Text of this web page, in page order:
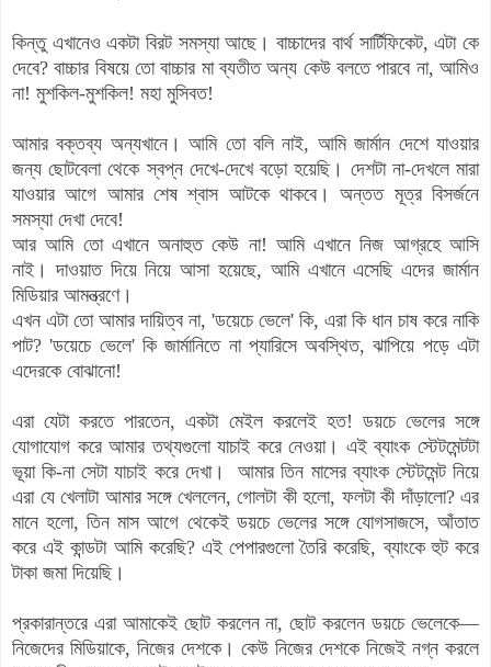
কিন্তু এখানেও একটা বিরট সমস্যা আছে। বাচ্চাদের বার্থ সার্টিফিকেট, এটা কে
দেবে? বাচ্চার বিষয়ে তো বাচ্চার মা ব্যতীত অন্য কেউ বলতে পারবে না, আমিও
না! মুশকিল-মুশকিল! মহা মুসিবত!
আমার বক্তব্য অন্যখানে। আমি তো বলি নাই, আমি জার্মান দেশে যাওয়ার
জন্য ছোটবেলা থেকে স্বপ্ন দেখে-দেখে বড়ো হয়েছি। দেশটা না-দেখলে মারা
যাওয়ার আগে আমার শেষ শ্বাস আটকে থাকবে। অন্তত মূত্র বিসর্জনে
সমস্যা দেখা দেবে!
আর আমি তো এখানে অনাহুত কেউ না! আমি এখানে নিজ আগ্রহে আসি
নাই। দাওয়াত দিয়ে নিয়ে আসা হয়েছে, আমি এখানে এসেছি এদের জার্মান
মিডিয়ার আমন্ত্রণে।
এখন এটা তো আমার দায়িত্ব না, 'ডয়েচে ভেলে' কি, এরা কি ধান চাষ করে নাকি
পাট?'ডয়েচে ভেলে' কিজার্মানিতে না প্যারিসে অবস্থিত, ঝাপিয়ে পড়ে এটা
এদেরকে বোঝানো!
এরা যেটা করতে পারতেন, একটা মেইল করলেই হত! ডয়চে ভেলের সঙ্গে
যোগাযোগ করে আমার তথ্যগুলো যাচাই করে নেওয়া। এই ব্যাংক স্টেটমেন্টটা
ভূয়া কি-না সেটা যাচাই করে দেখা।আমার তিন মাসের ব্যাংক স্টেটমেন্ট নিয়ে
এরা যে খেলাটা আমার সঙ্গে খেললেন, গোলটা কী হলো, ফলটা কী দাঁড়ালো? এর
মানে হলো, তিন মাস আগে থেকেই ডয়চে ভেলের সঙ্গে যোগসাজসে, আঁতাত
করে এই কান্ডটা আমি করেছি? এই পেপারগুলো তৈরি করেছি, ব্যাংকে হুট করে
টাকা জমা দিয়েছি।
প্রকারান্তরে এরা আমাকেই ছোট করলেন না, ছোট করলেন ডয়চে ভেলেকে—
নিজেদের মিডিয়াকে, নিজের দেশকে। কেউ নিজের দেশকে নিজেই নগ্ন করলে